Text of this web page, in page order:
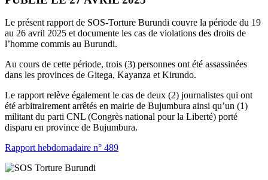
Le présent rapport de SOS-Torture Burundi couvre la période du 19
au 26 avril 2025 et documente les cas de violations des droits de
l’homme commis au Burundi.
Au cours de cette période, trois (3) personnes ont été assassinées
dans les provinces de Gitega, Kayanza et Kirundo.
Le rapport relève également le cas de deux (2) journalistes qui ont
été arbitrairement arrêtés en mairie de Bujumbura ainsi qu’un (1)
militant du parti CNL (Congrès national pour la Liberté) porté
disparu en province de Bujumbura.
Rapport hebdomadaire n° 489